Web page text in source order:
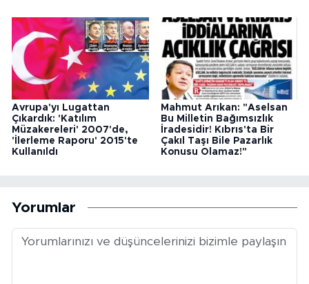
Avrupa'yı Lugattan
Çıkardık: 'Katılım
Müzakereleri' 2007'de,
'İlerleme Raporu' 2015'te
Kullanıldı
Mahmut Arıkan: "Aselsan
Bu Milletin Bağımsızlık
İradesidir! Kıbrıs'ta Bir
Çakıl Taşı Bile Pazarlık
Konusu Olamaz!"
Yorumlar